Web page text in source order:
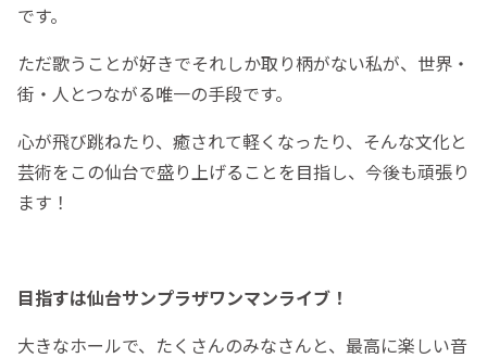
です。
ただ歌うことが好きでそれしか取り柄がない私が、世界・
街・人とつながる唯一の手段です。
心が飛び跳ねたり、癒されて軽くなったり、そんな文化と
芸術をこの仙台で盛り上げることを目指し、今後も頑張り
ます！
目指すは仙台サンプラザワンマンライブ！
大きなホールで、たくさんのみなさんと、最高に楽しい音